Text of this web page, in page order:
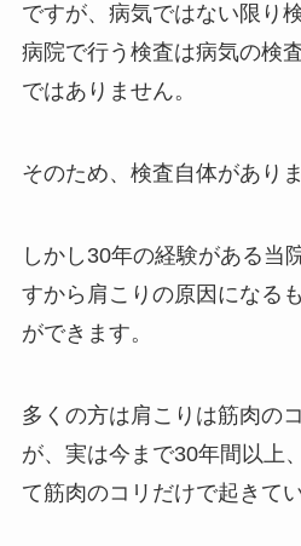
ですが、病気ではない限り
病院で行う検査は病気の検
ではありません。
そのため、検査自体がありま
しかし30年の経験がある当
すから肩こりの原因になる
ができます。
多くの方は肩こりは筋肉の
が、実は今まで30年間以上
て筋肉のコリだけで起きて